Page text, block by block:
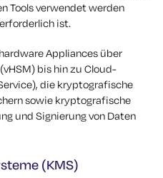
Tools verwendet werden
ist.
Appliances über
bis hin zu Cloud-
die kryptografische
sowie kryptografische
und Signierung von Daten
(KMS)